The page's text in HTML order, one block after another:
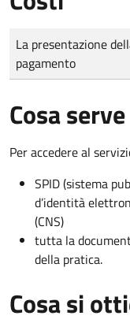
Tipo di pagamento
Importo
La presentazione
pagamento
Cosa serve
Per accedere al
SPID (sistema
d’identità
(CNS)
tutta la
della pratica.
Cosa si